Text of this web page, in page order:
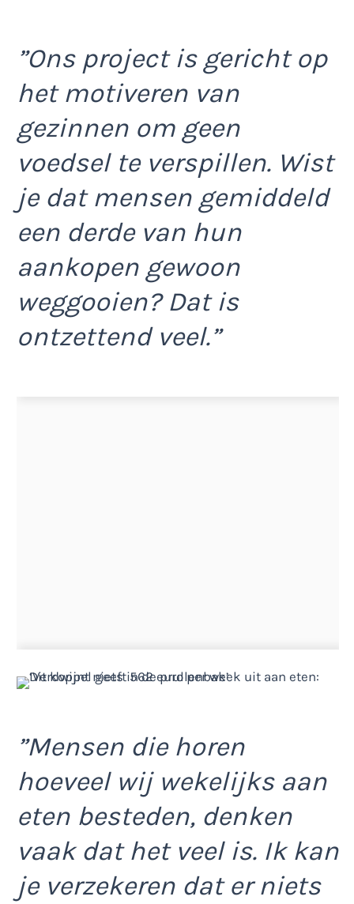
”Ons project is gericht op
het motiveren van
gezinnen om geen
voedsel te verspillen. Wist
je dat mensen gemiddeld
een derde van hun
aankopen gewoon
weggooien? Dat is
ontzettend veel.”
”Mensen die horen
hoeveel wij wekelijks aan
eten besteden, denken
vaak dat het veel is. Ik kan
je verzekeren dat er niets